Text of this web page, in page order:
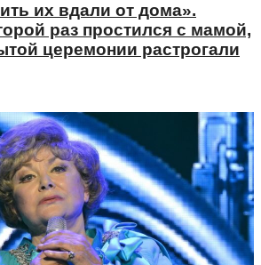
их вдали от дома».
раз простился с мамой,
церемонии растрогали